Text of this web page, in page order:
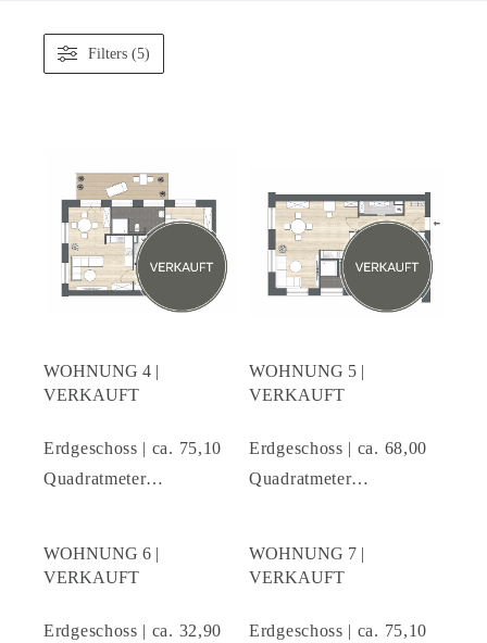
Filters (5)
WOHNUNG 4 |
VERKAUFT
Erdgeschoss | ca. 75,10
Quadratmeter…
WOHNUNG 5 |
VERKAUFT
Erdgeschoss | ca. 68,00
Quadratmeter…
WOHNUNG 6 |
VERKAUFT
Erdgeschoss | ca. 32,90
WOHNUNG 7 |
VERKAUFT
Erdgeschoss | ca. 75,10